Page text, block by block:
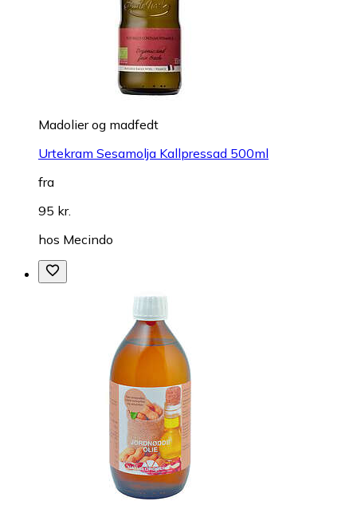
Madolier og madfedt
Urtekram Sesamolja Kallpressad 500ml
fra
95 kr.
hos Mecindo